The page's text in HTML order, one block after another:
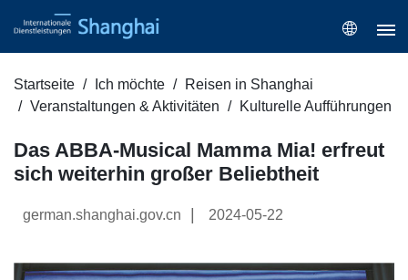
Startseite Ich möchte
Reisen in Shanghai
Veranstaltungen & Aktivitäten
Kulturelle Aufführungen
Das ABBA-Musical Mamma Mia! erfreut
sich weiterhin großer Beliebtheit
german.shanghai.gov.cn 2024-05-22